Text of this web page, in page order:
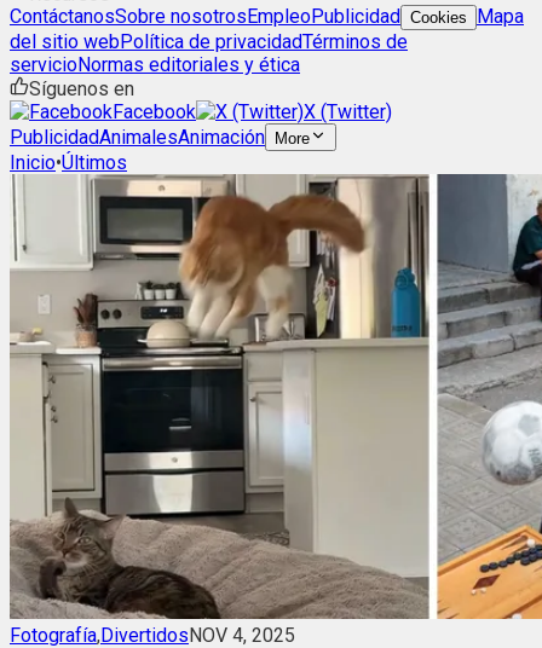
ContáctanosSobre nosotrosEmpleoPublicidad Cookies
Mapa
del sitio webPolítica de privacidadTérminos de
servicioNormas editoriales y ética
Síguenos en
Facebook
X (Twitter)
PublicidadAnimalesAnimación More
Inicio•Últimos
Fotografía,DivertidosNOV 4, 2025